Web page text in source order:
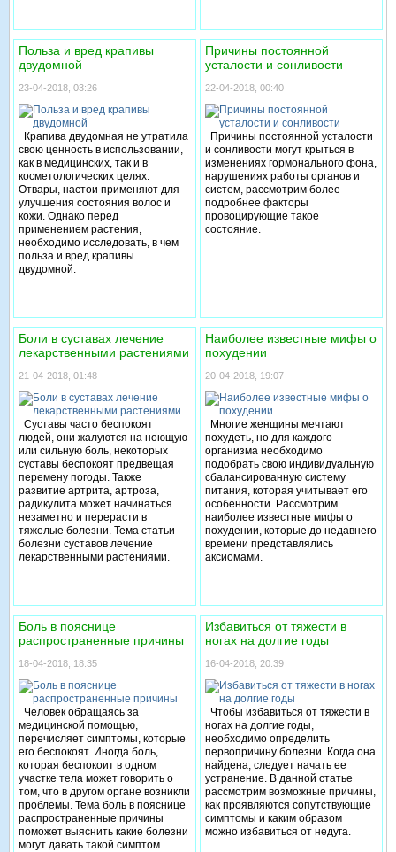
Польза и вред крапивы
двудомной
23-04-2018, 03:26
Крапива двудомная не утратила
свою ценность в использовании,
как в медицинских, так и в
косметологических целях.
Отвары, настои применяют для
улучшения состояния волос и
кожи. Однако перед
применением растения,
необходимо исследовать, в чем
польза и вред крапивы
двудомной.
Причины постоянной
усталости и сонливости
22-04-2018, 00:40
Причины постоянной усталости
и сонливости могут крыться в
изменениях гормонального фона,
нарушениях работы органов и
систем, рассмотрим более
подробнее факторы
провоцирующие такое
состояние.
Боли в суставах лечение
лекарственными растениями
21-04-2018, 01:48
Суставы часто беспокоят
людей, они жалуются на ноющую
или сильную боль, некоторых
суставы беспокоят предвещая
перемену погоды. Также
развитие артрита, артроза,
радикулита может начинаться
незаметно и перерасти в
тяжелые болезни. Тема статьи
болезни суставов лечение
лекарственными растениями.
Наиболее известные мифы о
похудении
20-04-2018, 19:07
Многие женщины мечтают
похудеть, но для каждого
организма необходимо
подобрать свою индивидуальную
сбалансированную систему
питания, которая учитывает его
особенности. Рассмотрим
наиболее известные мифы о
похудении, которые до недавнего
времени представлялись
аксиомами.
Боль в пояснице
распространенные причины
18-04-2018, 18:35
Человек обращаясь за
медицинской помощью,
перечисляет симптомы, которые
его беспокоят. Иногда боль,
которая беспокоит в одном
участке тела может говорить о
том, что в другом органе возникли
проблемы. Тема боль в пояснице
распространенные причины
поможет выяснить какие болезни
могут давать такой симптом.
Избавиться от тяжести в
ногах на долгие годы
16-04-2018, 20:39
Чтобы избавиться от тяжести в
ногах на долгие годы,
необходимо определить
первопричину болезни. Когда она
найдена, следует начать ее
устранение. В данной статье
рассмотрим возможные причины,
как проявляются сопутствующие
симптомы и каким образом
можно избавиться от недуга.